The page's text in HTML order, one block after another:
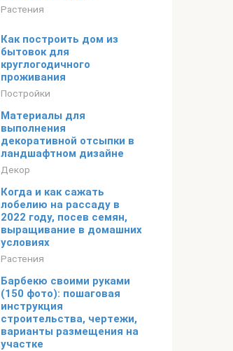
Растения
Как построить дом из
бытовок для
круглогодичного
проживания
Постройки
Материалы для
выполнения
декоративной отсыпки в
ландшафтном дизайне
Декор
Когда и как сажать
лобелию на рассаду в
2022 году, посев семян,
выращивание в домашних
условиях
Растения
Барбекю своими руками
(150 фото): пошаговая
инструкция
строительства, чертежи,
варианты размещения на
участке